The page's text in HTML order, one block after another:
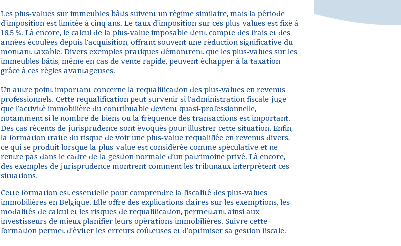
Les plus-values sur immeubles bâtis suivent un régime similaire, mais la période
d’imposition est limitée à cinq ans. Le taux d’imposition sur ces plus-values est fixé à
16,5 %. Là encore, le calcul de la plus-value imposable tient compte des frais et des
années écoulées depuis l'acquisition, offrant souvent une réduction significative du
montant taxable. Divers exemples pratiques démontrent que les plus-values sur les
immeubles bâtis, même en cas de vente rapide, peuvent échapper à la taxation
grâce à ces règles avantageuses.
Un autre point important concerne la requalification des plus-values en revenus
professionnels. Cette requalification peut survenir si l'administration fiscale juge
que l’activité immobilière du contribuable devient quasi-professionnelle,
notamment si le nombre de biens ou la fréquence des transactions est important.
Des cas récents de jurisprudence sont évoqués pour illustrer cette situation. Enfin,
la formation traite du risque de voir une plus-value requalifiée en revenus divers,
ce qui se produit lorsque la plus-value est considérée comme spéculative et ne
rentre pas dans le cadre de la gestion normale d’un patrimoine privé. Là encore,
des exemples de jurisprudence montrent comment les tribunaux interprètent ces
situations.
Cette formation est essentielle pour comprendre la fiscalité des plus-values
immobilières en Belgique. Elle offre des explications claires sur les exemptions, les
modalités de calcul et les risques de requalification, permettant ainsi aux
investisseurs de mieux planifier leurs opérations immobilières. Suivre cette
formation permet d’éviter les erreurs coûteuses et d’optimiser sa gestion fiscale.